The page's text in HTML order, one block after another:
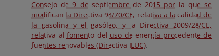
Consejo de 9 de septiembre de 2015 por la que se
modifican la Directiva 98/70/CE, relativa a la calidad de
la gasolina y el gasóleo, y la Directiva 2009/28/CE,
relativa al fomento del uso de energía procedente de
fuentes renovables (Directiva ILUC).